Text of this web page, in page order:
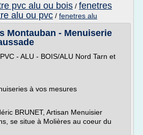
pvc alu ou bois / fenetres
alu ou pvc / fenetres alu
Montauban - Menuiserie
- ALU - BOIS/ALU Nord Tarn et
à vos mesures
BRUNET, Artisan Menuisier
se situe à Molières au coeur du